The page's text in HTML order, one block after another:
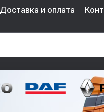
Доставка и оплата